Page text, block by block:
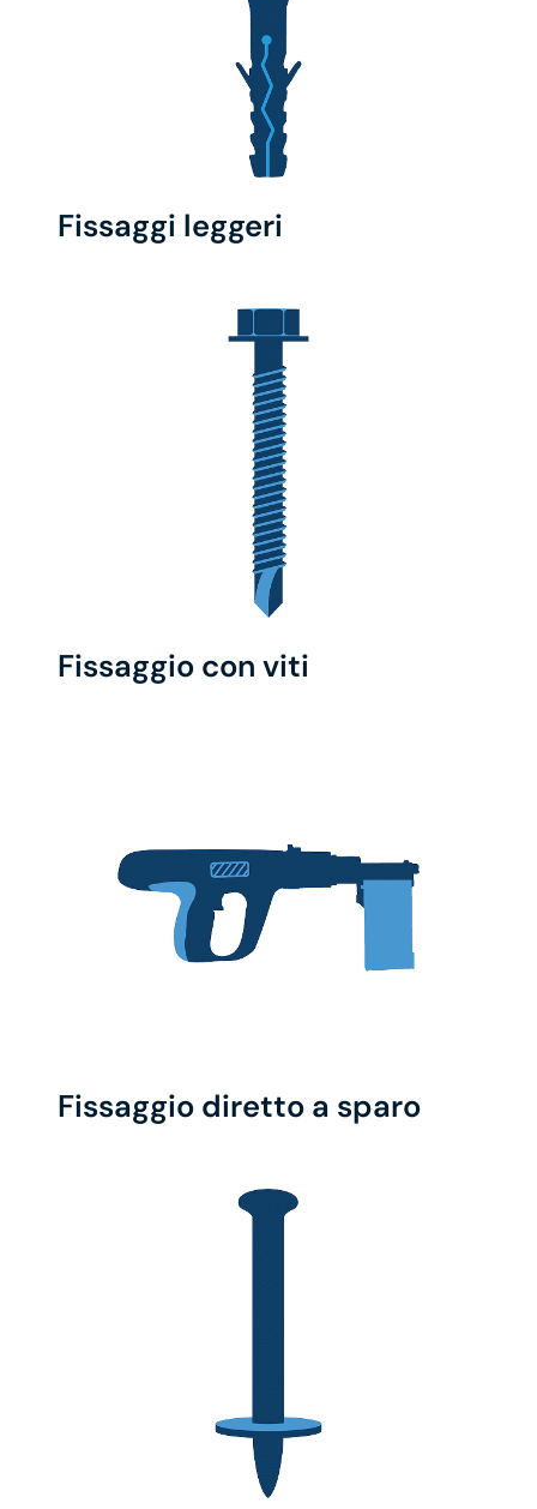
Fissaggi leggeri
Fissaggio con viti
Fissaggio diretto a sparo